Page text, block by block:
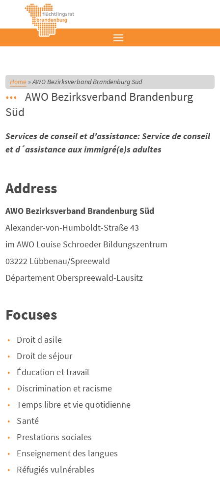
Home»AWO Bezirksverband Brandenburg Süd
AWO Bezirksverband Brandenburg
Süd
Services de conseil et d'assistance: Service de conseil
et d´assistance aux immigré(e)s adultes
Address
AWO Bezirksverband Brandenburg Süd
Alexander-von-Humboldt-Straße 43
im AWO Louise Schroeder Bildungszentrum
03222 Lübbenau/Spreewald
Département Oberspreewald-Lausitz
Focuses
Droit d asile
Droit de séjour
Éducation et travail
Discrimination et racisme
Temps libre et vie quotidienne
Santé
Prestations sociales
Enseignement des langues
Réfugiés vulnérables